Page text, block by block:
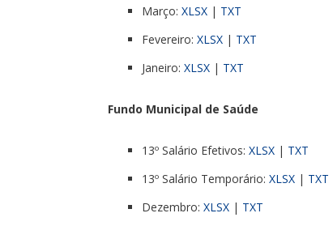
Março: XLSX | TXT
Fevereiro: XLSX | TXT
Janeiro: XLSX | TXT
Fundo Municipal de Saúde
13º Salário Efetivos: XLSX | TXT
13º Salário Temporário: XLSX | TXT
Dezembro: XLSX | TXT